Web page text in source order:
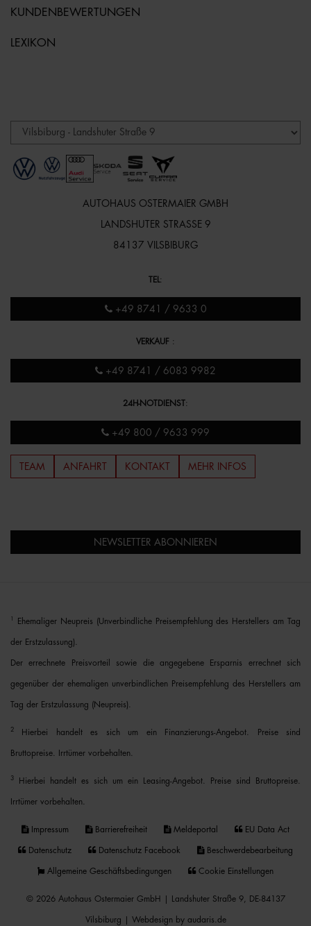
KUNDENBEWERTUNGEN
LEXIKON
AUTOHAUS OSTERMAIER GMBH
LANDSHUTER STRASSE 9
84137 VILSBIBURG
TEL :
+49 8741 / 9633 0
VERKAUF :
+49 8741 / 6083 9982
24H-NOTDIENST:
+49 800 / 9633 999
TEAM ANFAHRT KONTAKT MEHR INFOS
NEWSLETTER ABONNIEREN
Ehemaliger Neupreis (Unverbindliche Preisempfehlung des Herstellers am Tag
der Erstzulassung).
Der errechnete Preisvorteil sowie die angegebene Ersparnis errechnet sich
gegenüber der ehemaligen unverbindlichen Preisempfehlung des Herstellers am
Tag der Erstzulassung (Neupreis).
2 Hierbei handelt es sich um ein Finanzierungs-Angebot. Preise sind
Bruttopreise. Irrtümer vorbehalten.
3 Hierbei handelt es sich um ein Leasing-Angebot. Preise sind Bruttopreise.
Irrtümer vorbehalten.
Impressum Barrierefreiheit Meldeportal EU Data Act
Datenschutz Datenschutz Facebook Beschwerdebearbeitung
Allgemeine Geschäftsbedingungen Cookie Einstellungen
© 2026 Autohaus Ostermaier GmbH | Landshuter Straße 9, DE-84137
Vilsbiburg | Webdesign by audaris.de